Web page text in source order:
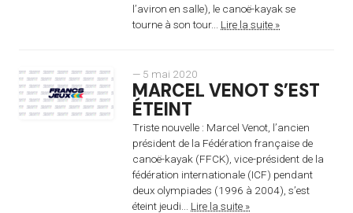
l’aviron en salle), le canoë-kayak se
tourne à son tour... Lire la suite »
— 5 mai 2020
MARCEL VENOT S’EST
ÉTEINT
Triste nouvelle : Marcel Venot, l’ancien
président de la Fédération française de
canoë-kayak (FFCK), vice-président de la
fédération internationale (ICF) pendant
deux olympiades (1996 à 2004), s’est
éteint jeudi... Lire la suite »